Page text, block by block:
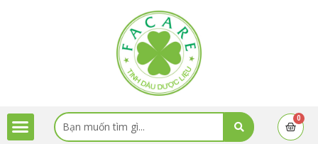
MenuSearch
...
0
Cart